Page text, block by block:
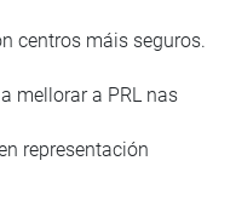
centros máis seguros.
mellorar a PRL nas
representación